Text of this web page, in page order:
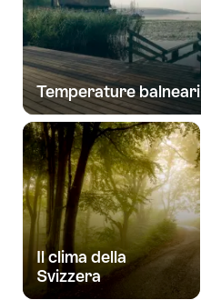
Temperature balneari
Il clima della
Svizzera